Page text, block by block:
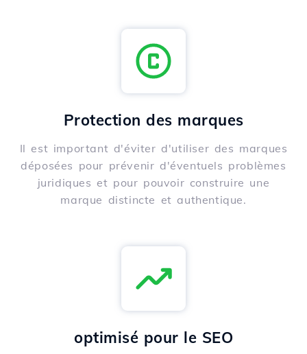
Protection des marques
Il est important d'éviter d'utiliser des marques
déposées pour prévenir d'éventuels problèmes
juridiques et pour pouvoir construire une
marque distincte et authentique.
optimisé pour le SEO